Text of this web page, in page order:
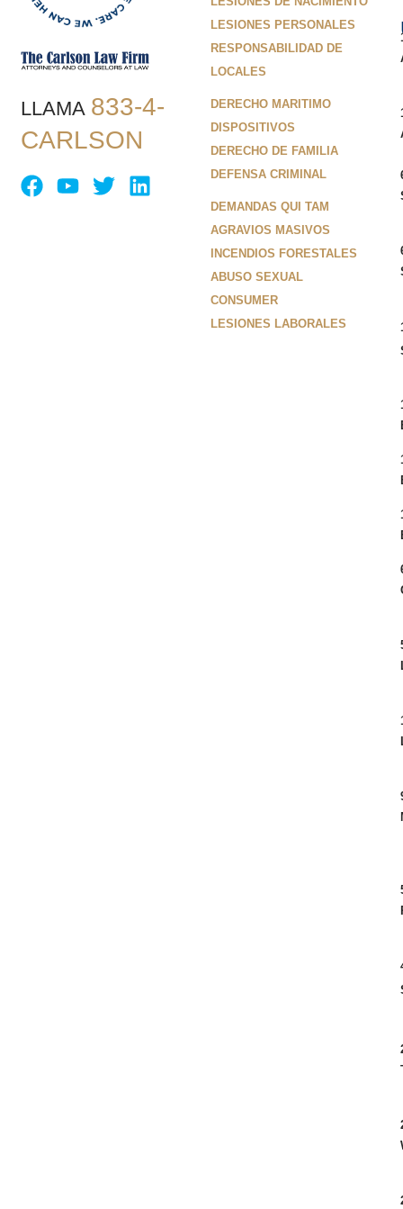
LLAMA 833-4-
CARLSON
LESIONES PERSONALES
RESPONSABILIDAD DE
LOCALES
DERECHO MARITIMO
DISPOSITIVOS
DERECHO DE FAMILIA
DEFENSA CRIMINAL
DEMANDAS QUI TAM
AGRAVIOS MASIVOS
INCENDIOS FORESTALES
ABUSO SEXUAL
CONSUMER
LESIONES LABORALES